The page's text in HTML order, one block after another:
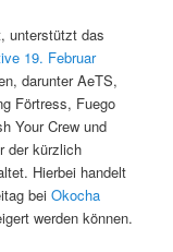
unterstützt das
19. Februar
darunter AeTS,
Förtress, Fuego
Your Crew und
der kürzlich
Hierbei handelt
beiOkocha
werden können.